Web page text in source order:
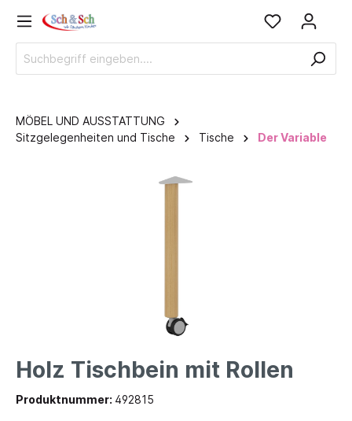
MÖBEL UND AUSSTATTUNG
Sitzgelegenheiten und Tische
Tische Der Variable
Holz Tischbein mit Rollen
Produktnummer: 492815